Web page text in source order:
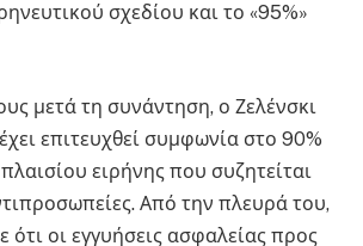
σχεδίου και το «95%»
μετά τη συνάντηση, ο Ζελένσκι
επιτευχθεί συμφωνία στο 90%
ειρήνης που συζητείται
Από την πλευρά του,
ότι οι εγγυήσεις ασφαλείας προς